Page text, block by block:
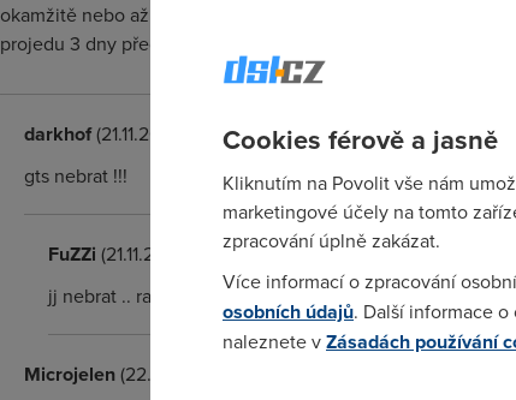
okamžitě nebo až po odpojení připojení a opětovném
projedu 3 dny před koncem měsíce - tak 4 dne v novém
darkhof(21.11.2004 16:37:11)
gts nebrat !!!
FuZZi (21.11.2004 20:32:13)
jj nebrat .. radeji tiscali nebo contactel ... spis contactel
Microjelen(22.11.2004 00:18:55)
Cookies férově a jasně
Kliknutím na Povolit vše nám
marketingové účely na tomto
zpracování úplně zakázat.
Více informací o zpracování
osobních údajů. Další informace
naleznete vZásadách používání